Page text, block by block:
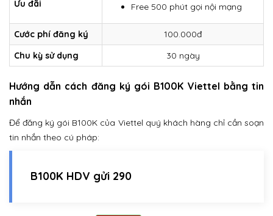
Ưu đãi
Free 500 phút gọi nội mạng
Cước phí đăng ký
100.000đ
Chu kỳ sử dụng
30 ngày
Hướng dẫn cách đăng ký gói B100K Viettel bằng tin
nhắn
Để đăng ký gói B100K của Viettel quý khách hàng chỉ cần soạn
tin nhắn theo cú pháp:
B100K HDV gửi 290